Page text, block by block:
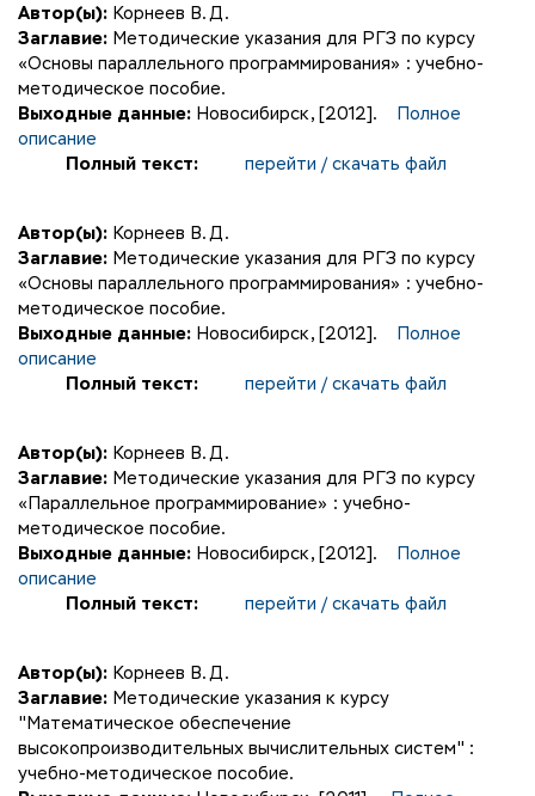
Автор(ы): Корнеев В. Д.
Заглавие: Методические указания для РГЗ по курсу
«Основы параллельного программирования» : учебно-
методическое пособие.
Выходные данные: Новосибирск, [2012].
Полное
описание
Полный текст:
перейти / скачать файл
Автор(ы): Корнеев В. Д.
Заглавие: Методические указания для РГЗ по курсу
«Основы параллельного программирования» : учебно-
методическое пособие.
Выходные данные: Новосибирск, [2012].
Полное
описание
Полный текст:
перейти / скачать файл
Автор(ы): Корнеев В. Д.
Заглавие: Методические указания для РГЗ по курсу
«Параллельное программирование» : учебно-
методическое пособие.
Выходные данные: Новосибирск, [2012].
Полное
описание
Полный текст:
перейти / скачать файл
Автор(ы): Корнеев В. Д.
Заглавие: Методические указания к курсу
"Математическое обеспечение
высокопроизводительных вычислительных систем" :
учебно-методическое пособие.